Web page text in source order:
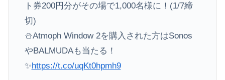
ト券200円分がその場で1,000名様に！(1/7締
切)
⛄️Atmoph Window 2を購入された方はSonos
やBALMUDAも当たる！
✨https://t.co/uqKt0hpmh9